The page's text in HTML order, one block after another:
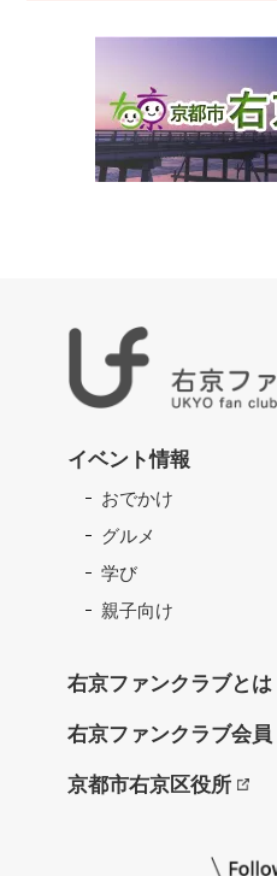
京
フ
と
イベント情報
おでかけ
グルメ
学び
親子向け
右京ファンクラブとは
右京ファンクラブ会員
京都市右京区役所